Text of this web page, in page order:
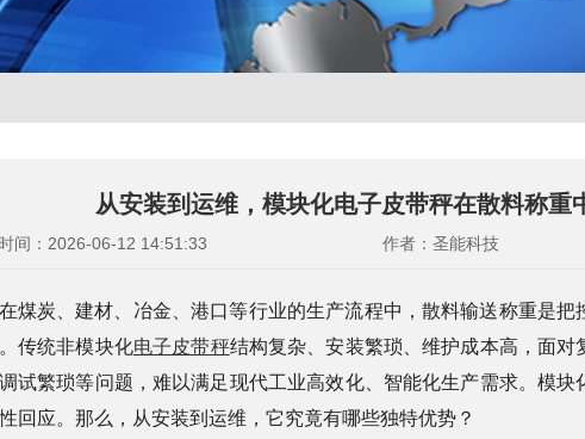
从安装到运维，模块化电子皮带秤在散料称重
间：2026-06-12 14:51:33 作者：圣能科技
煤炭、建材、冶金、港口等行业的生产流程中，散料输送称重是
传统非模块化电子皮带秤结构复杂、安装繁琐、维护成本高，面对
试繁琐等问题，难以满足现代工业高效化、智能化生产需求。模块
回应。那么，从安装到运维，它究竟有哪些独特优势？